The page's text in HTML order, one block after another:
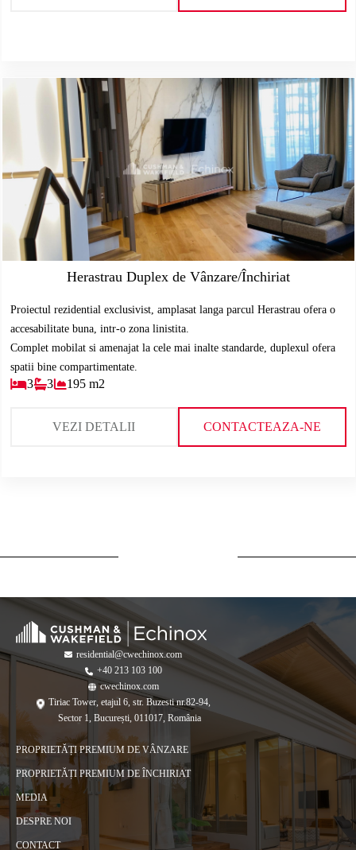
Herastrau Duplex de Vânzare/Închiriat
Proiectul rezidential exclusivist, amplasat langa parcul Herastrau ofera o
accesabilitate buna, intr-o zona linistita.
Complet mobilat si amenajat la cele mai inalte standarde, duplexul ofera
spatii bine compartimentate.
3 3 195 m2
VEZI DETALII CONTACTEAZA-NE
residential@cwechinox.com
+40 213 103 100
cwechinox.com
Tiriac Tower, etajul 6, str. Buzesti nr.82-94,
Sector 1, București, 011017, România
PROPRIETĂȚI PREMIUM DE VÂNZARE
PROPRIETĂȚI PREMIUM DE ÎNCHIRIAT
MEDIA
DESPRE NOI
CONTACT